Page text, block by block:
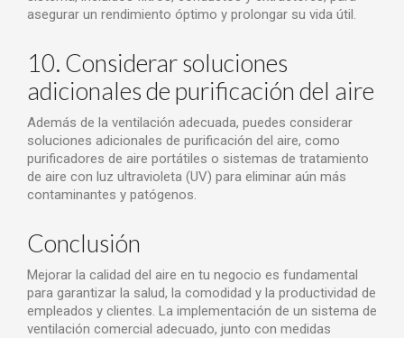
asegurar un rendimiento óptimo y prolongar su vida útil.
10. Considerar soluciones
adicionales de purificación del aire
Además de la ventilación adecuada, puedes considerar
soluciones adicionales de purificación del aire, como
purificadores de aire portátiles o sistemas de tratamiento
de aire con luz ultravioleta (UV) para eliminar aún más
contaminantes y patógenos.
Conclusión
Mejorar la calidad del aire en tu negocio es fundamental
para garantizar la salud, la comodidad y la productividad de
empleados y clientes. La implementación de un sistema de
ventilación comercial adecuado, junto con medidas